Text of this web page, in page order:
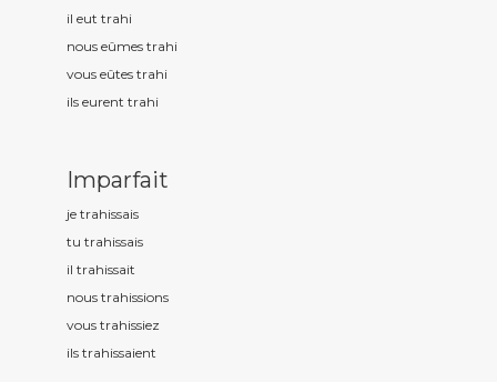
il eut trahi
nous eûmes trahi
vous eûtes trahi
ils eurent trahi
Imparfait
je trahissais
tu trahissais
il trahissait
nous trahissions
vous trahissiez
ils trahissaient